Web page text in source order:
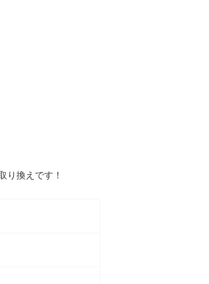
り換えです！